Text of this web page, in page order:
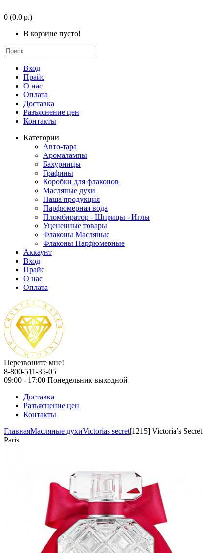
0 (0.0 р.)
В корзине пусто!
Вход
Прайс
О нас
Оплата
Доставка
Разъяснение цен
Контакты
Категории
Авто-тара
Аромалампы
Бахурницы
Графины
Коробки для флаконов
Масляные духи
Наша продукция
Парфюмерная вода
Пломбиратор - Шприцы - Иглы
Уцененные товары
Флаконы Масляные
Флаконы Парфюмерные
Аккаунт
Вход
Прайс
О нас
Оплата
Перезвоните мне!
8-800-511-35-05
09:00 - 17:00 Понедельник выходной
Доставка
Разъяснение цен
Контакты
ГлавнаяМасляные духиVictorias secret[1215] Victoria’s Secret
Paris